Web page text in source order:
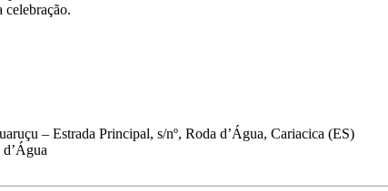
celebração.
– Estrada Principal, s/nº, Roda d’Água, Cariacica (ES)